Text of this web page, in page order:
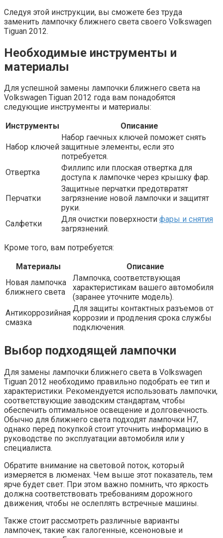
Следуя этой инструкции, вы сможете без труда
заменить лампочку ближнего света своего Volkswagen
Tiguan 2012.
Необходимые инструменты и
материалы
Для успешной замены лампочки ближнего света на
Volkswagen Tiguan 2012 года вам понадобятся
следующие инструменты и материалы:
Инструменты
Описание
Набор ключей
Набор гаечных ключей поможет снять
защитные элементы, если это
потребуется.
Отвертка
Филлипс или плоская отвертка для
доступа к лампочке через крышку фар.
Перчатки
Защитные перчатки предотвратят
загрязнение новой лампочки и защитят
руки.
Салфетки
Для очистки поверхности фары и снятия
загрязнений.
Кроме того, вам потребуется:
Материалы
Описание
Новая лампочка
ближнего света
Лампочка, соответствующая
характеристикам вашего автомобиля
(заранее уточните модель).
Антикоррозийная
смазка
Для защиты контактных разъемов от
коррозии и продления срока службы
подключения.
Выбор подходящей лампочки
Для замены лампочки ближнего света в Volkswagen
Tiguan 2012 необходимо правильно подобрать ее тип и
характеристики. Рекомендуется использовать лампочки,
соответствующие заводским стандартам, чтобы
обеспечить оптимальное освещение и долговечность.
Обычно для ближнего света подходят лампочки H7,
однако перед покупкой стоит уточнить информацию в
руководстве по эксплуатации автомобиля или у
специалиста.
Обратите внимание на световой поток, который
измеряется в люменах. Чем выше этот показатель, тем
ярче будет свет. При этом важно помнить, что яркость
должна соответствовать требованиям дорожного
движения, чтобы не ослеплять встречные машины.
Также стоит рассмотреть различные варианты
лампочек, такие как галогенные, ксеноновые и